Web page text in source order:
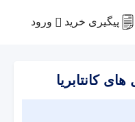
پیگیری خرید ورود
کانتابریا